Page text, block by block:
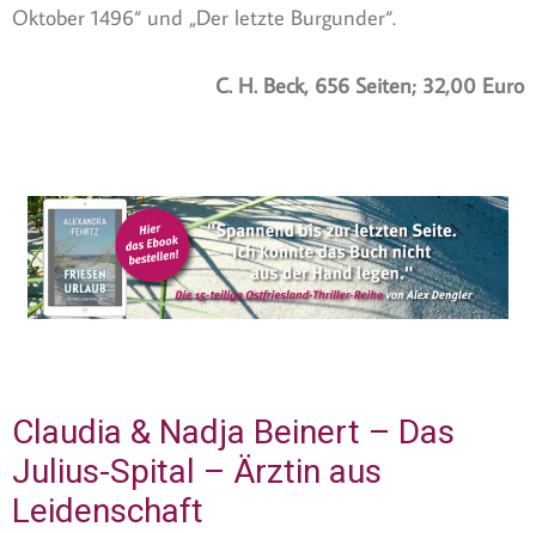
Oktober 1496“ und „Der letzte Burgunder“.
C. H. Beck, 656 Seiten; 32,00 Euro
Claudia & Nadja Beinert – Das
Julius-Spital – Ärztin aus
Leidenschaft